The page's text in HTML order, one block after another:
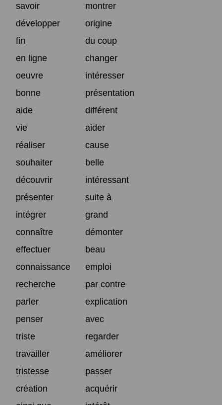
savoir
montrer
développer
origine
fin
du coup
en ligne
changer
oeuvre
intéresser
bonne
présentation
aide
différent
vie
aider
réaliser
cause
souhaiter
belle
découvrir
intéressant
présenter
suite à
intégrer
grand
connaître
démonter
effectuer
beau
connaissance
emploi
recherche
par contre
parler
explication
penser
avec
triste
regarder
travailler
améliorer
tristesse
passer
création
acquérir